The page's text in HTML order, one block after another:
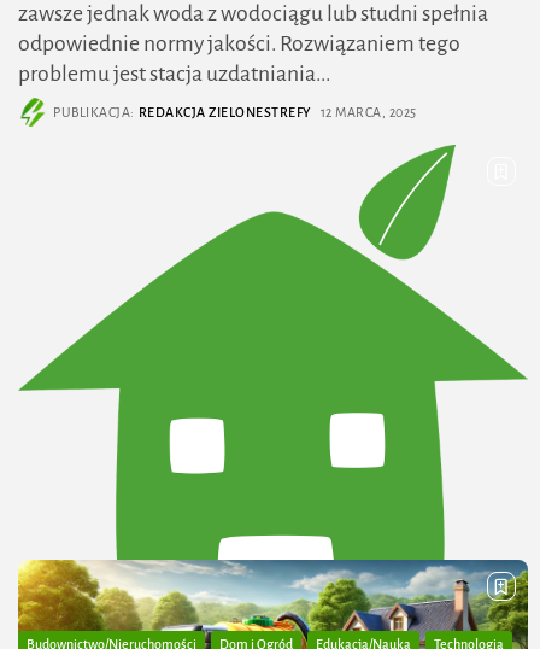
zawsze jednak woda z wodociągu lub studni spełnia
odpowiednie normy jakości. Rozwiązaniem tego
problemu jest stacja uzdatniania...
PUBLIKACJA: REDAKCJA ZIELONESTREFY 12 MARCA, 2025
Budownictwo/Nieruchomości Dom i Ogród Edukacja/Nauka Technologia